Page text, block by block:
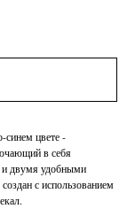
синем цвете -
в себя
и двумя удобными
с использованием